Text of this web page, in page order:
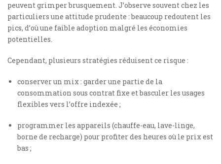
peuvent grimper brusquement. J’observe souvent chez les
particuliers une attitude prudente : beaucoup redoutent les
pics, d’où une faible adoption malgré les économies
potentielles.
Cependant, plusieurs stratégies réduisent ce risque :
conserver un mix : garder une partie de la
consommation sous contrat fixe et basculer les usages
flexibles vers l’offre indexée ;
programmer les appareils (chauffe-eau, lave-linge,
borne de recharge) pour profiter des heures où le prix est
bas ;